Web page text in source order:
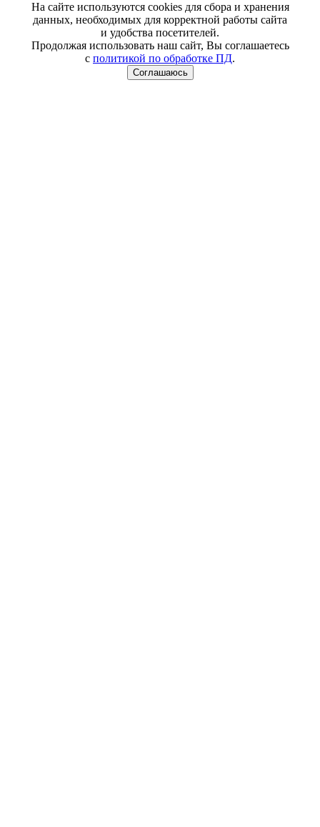
На сайте используются cookies для сбора и хранения
данных, необходимых для корректной работы сайта
и удобства посетителей.
Продолжая использовать наш сайт, Вы соглашаетесь
с политикой по обработке ПД.
Соглашаюсь